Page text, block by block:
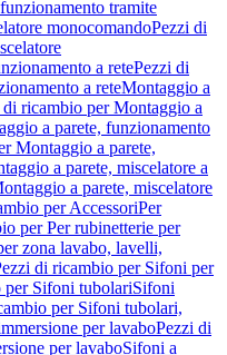
tramite
monocomandoPezzi di
a retePezzi di
a reteMontaggio a
di ricambio per Montaggio a
a parete, funzionamento
Montaggio a parete,
a parete, miscelatore a
a parete, miscelatore
per AccessoriPer
per Per rubinetterie per
zona lavabo, lavelli,
di ricambio per Sifoni per
per Sifoni tubolariSifoni
per Sifoni tubolari,
per lavaboPezzi di
per lavaboSifoni a